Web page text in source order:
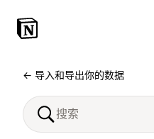
← 导入和导出你的数据